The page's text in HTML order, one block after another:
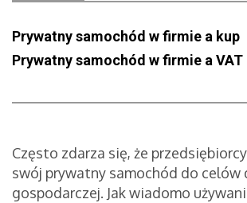
Prywatny samochód w firmie a kup
Prywatny samochód w firmie a VAT
Często zdarza się, że
swój prywatny samochód do celów
gospodarczej. Jak wiadomo